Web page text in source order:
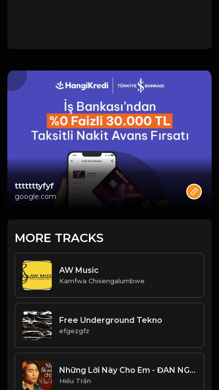
tttttttyfyf
google.com
MORE TRACKS
AW Music
Kamfwa Chisengalumbwe
Free Underground Tekno
efgezgfz
Những Lời Này Cho Em - ĐAN NGUYÊN và 15 Bài Nhạc Vàng Bolero Buồn Về Tình Yêu
Hiếu Trần